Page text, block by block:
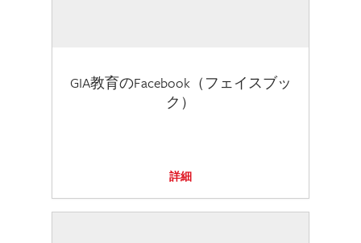
GIA教育のFacebook（フェイスブッ
ク）
詳細